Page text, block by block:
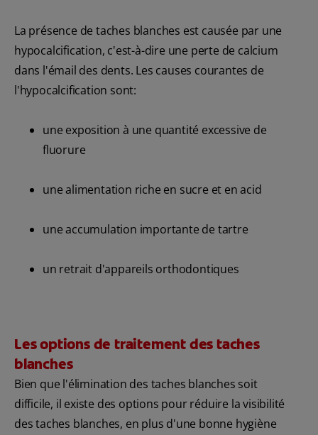
La présence de taches blanches est causée par une
hypocalcification, c'est-à-dire une perte de calcium
dans l'émail des dents. Les causes courantes de
l'hypocalcification sont:
une exposition à une quantité excessive de
fluorure
une alimentation riche en sucre et en acid
une accumulation importante de tartre
un retrait d'appareils orthodontiques
Les options de traitement des taches
blanches
Bien que l'élimination des taches blanches soit
difficile, il existe des options pour réduire la visibilité
des taches blanches, en plus d'une bonne hygiène